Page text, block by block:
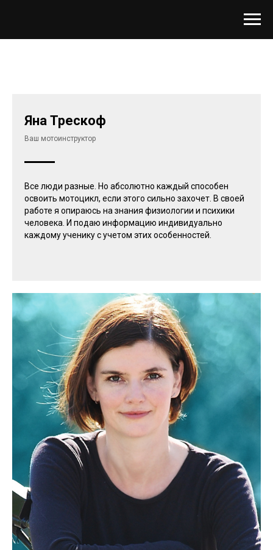
Яна Трескоф
Ваш мотоинструктор
Все люди разные. Но абсолютно каждый способен
освоить мотоцикл, если этого сильно захочет. В своей
работе я опираюсь на знания физиологии и психики
человека. И подаю информацию индивидуально
каждому ученику с учетом этих особенностей.